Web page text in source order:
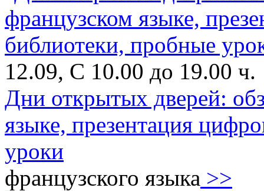
12.09, С 10.00 до 19.00 ч.
Дни открытых дверей:
языке, презентация
уроки
французского языка >>